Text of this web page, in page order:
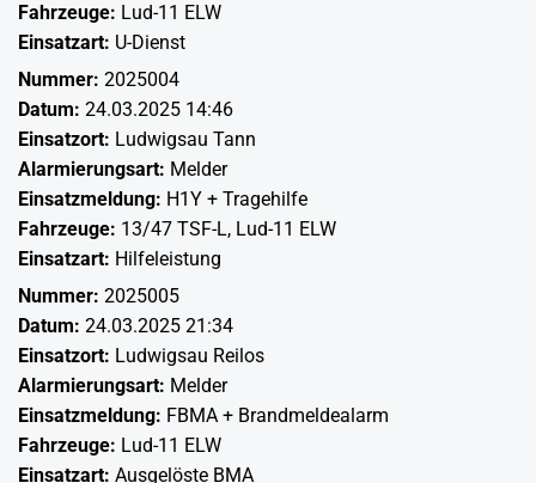
Fahrzeuge: Lud-11 ELW
Einsatzart: U-Dienst
Nummer: 2025004
Datum: 24.03.2025 14:46
Einsatzort: Ludwigsau Tann
Alarmierungsart: Melder
Einsatzmeldung: H1Y + Tragehilfe
Fahrzeuge: 13/47 TSF-L, Lud-11 ELW
Einsatzart: Hilfeleistung
Nummer: 2025005
Datum: 24.03.2025 21:34
Einsatzort: Ludwigsau Reilos
Alarmierungsart: Melder
Einsatzmeldung: FBMA + Brandmeldealarm
Fahrzeuge: Lud-11 ELW
Einsatzart: Ausgelöste BMA